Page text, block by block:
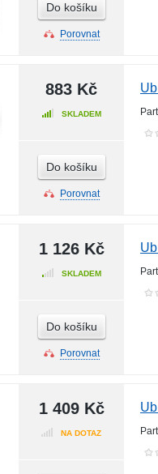
Do košíku
Porovnat
883 Kč
SKLADEM
Do košíku
Porovnat
1 126 Kč
SKLADEM
Do košíku
Porovnat
1 409 Kč
NA DOTAZ